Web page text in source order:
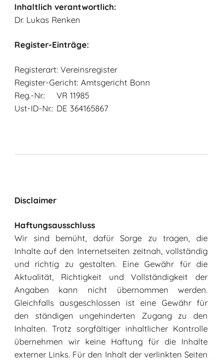
Inhaltlich verantwortlich:
Dr. Lukas Renken
Register-Einträge:
Registerart: Vereinsregister
Register-Gericht: Amtsgericht Bonn
Reg.-Nr.:
VR 11985
Ust-ID-Nr.: DE 364165867
Disclaimer
Haftungsausschluss
Wir sind bemüht, dafür Sorge zu tragen, die
Inhalte auf den Internetseiten zeitnah, vollständig
und richtig zu gestalten. Eine Gewähr für die
Aktualität, Richtigkeit und Vollständigkeit der
Angaben kann nicht übernommen werden.
Gleichfalls ausgeschlossen ist eine Gewähr für
den ständigen ungehinderten Zugang zu den
Inhalten. Trotz sorgfältiger inhaltlicher Kontrolle
übernehmen wir keine Haftung für die Inhalte
externer Links. Für den Inhalt der verlinkten Seiten